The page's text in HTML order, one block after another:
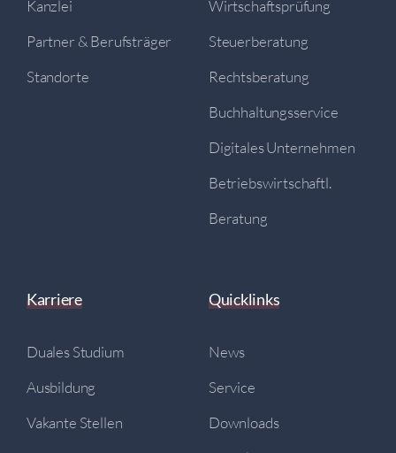
Kanzlei
Partner & Berufsträger
Standorte
Wirtschaftsprüfung
Steuerberatung
Rechtsberatung
Buchhaltungsservice
Digitales Unternehmen
Betriebswirtschaftl.
Beratung
Karriere
Duales Studium
Ausbildung
Vakante Stellen
Quicklinks
News
Service
Downloads